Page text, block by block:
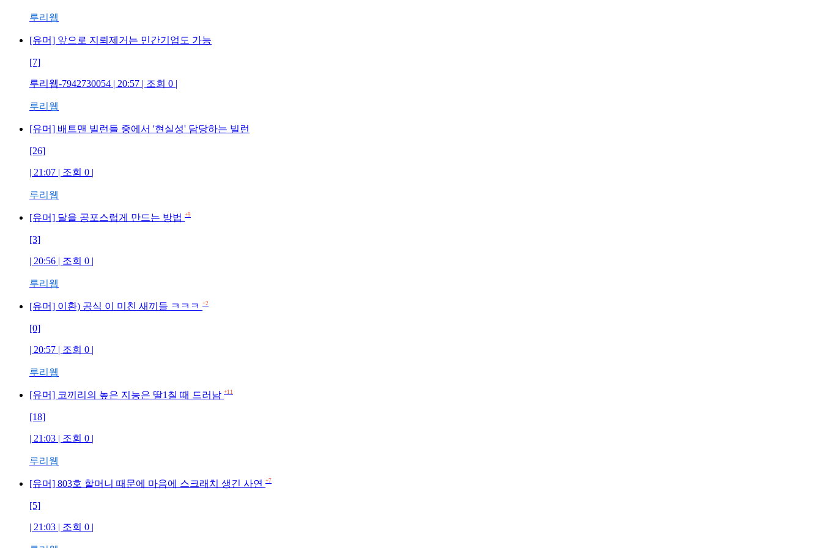
루리웹
[유머] 앞으로 지뢰제거는 민간기업도 가능
[7]
루리웹-7942730054 | 20:57 | 조회 0 |
루리웹
[유머] 배트맨 빌런들 중에서 '현실성' 담당하는 빌런
[26]
| 21:07 | 조회 0 |
루리웹
[유머] 달을 공포스럽게 만드는 방법 +9
[3]
| 20:56 | 조회 0 |
루리웹
[유머] 이환) 공식 이 미친 새끼들 ㅋㅋㅋ +2
[0]
| 20:57 | 조회 0 |
루리웹
[유머] 코끼리의 높은 지능은 딸1칠 때 드러남 +11
[18]
| 21:03 | 조회 0 |
루리웹
[유머] 803호 할머니 때문에 마음에 스크래치 생긴 사연 +7
[5]
| 21:03 | 조회 0 |